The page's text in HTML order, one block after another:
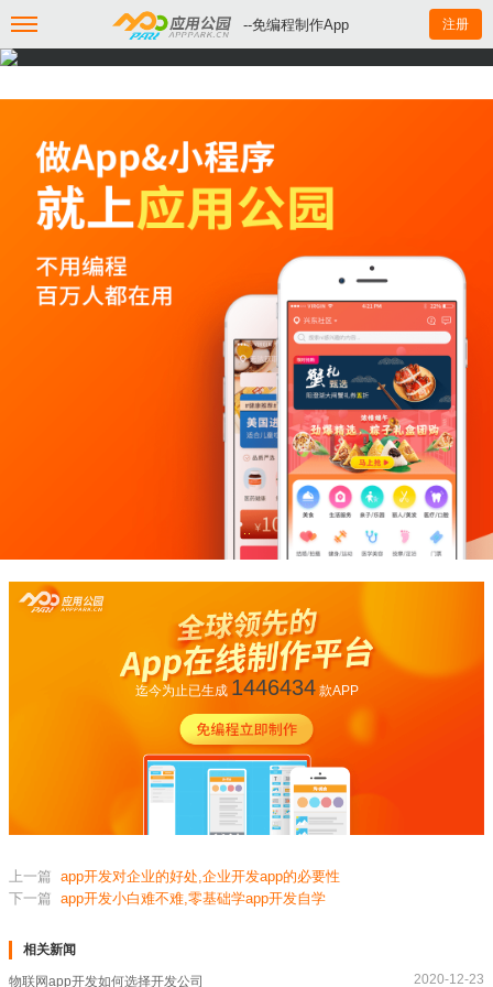
--免编程制作App 注册
迄今为止已生成 1446434款APP
上一篇 app开发对企业的好处,企业开发app的必要性
下一篇 app开发小白难不难,零基础学app开发自学
相关新闻
物联网app开发如何选择开发公司 2020-12-23